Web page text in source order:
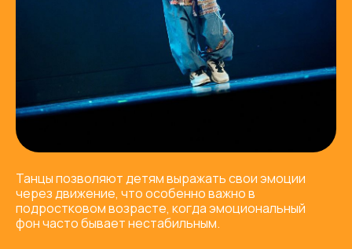
Танцы позволяют детям выражать свои эмоции
через движение, что особенно важно в
подростковом возрасте, когда эмоциональный
фон часто бывает нестабильным.